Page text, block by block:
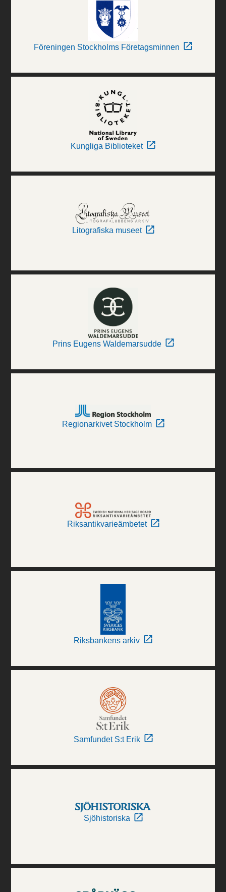
Föreningen Stockholms Företagsminnen
Kungliga Biblioteket
Litografiska museet
Prins Eugens Waldemarsudde
Regionarkivet Stockholm
Riksantikvarieämbetet
Riksbankens arkiv
Samfundet S:t Erik
Sjöhistoriska